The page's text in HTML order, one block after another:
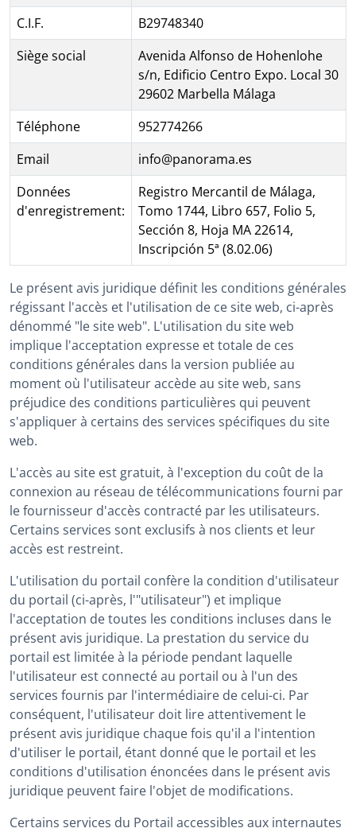
C.I.F.
B29748340
Siège social
Avenida Alfonso de Hohenlohe
s/n, Edificio Centro Expo. Local 30
29602 Marbella Málaga
Téléphone
952774266
Email
info@panorama.es
Données
d'enregistrement:
Registro Mercantil de Málaga,
Tomo 1744, Libro 657, Folio 5,
Sección 8, Hoja MA 22614,
Inscripción 5ª (8.02.06)
Le présent avis juridique définit les conditions générales
régissant l'accès et l'utilisation de ce site web, ci-après
dénommé "le site web". L'utilisation du site web
implique l'acceptation expresse et totale de ces
conditions générales dans la version publiée au
moment où l'utilisateur accède au site web, sans
préjudice des conditions particulières qui peuvent
s'appliquer à certains des services spécifiques du site
web.
L'accès au site est gratuit, à l'exception du coût de la
connexion au réseau de télécommunications fourni par
le fournisseur d'accès contracté par les utilisateurs.
Certains services sont exclusifs à nos clients et leur
accès est restreint.
L'utilisation du portail confère la condition d'utilisateur
du portail (ci-après, l'"utilisateur") et implique
l'acceptation de toutes les conditions incluses dans le
présent avis juridique. La prestation du service du
portail est limitée à la période pendant laquelle
l'utilisateur est connecté au portail ou à l'un des
services fournis par l'intermédiaire de celui-ci. Par
conséquent, l'utilisateur doit lire attentivement le
présent avis juridique chaque fois qu'il a l'intention
d'utiliser le portail, étant donné que le portail et les
conditions d'utilisation énoncées dans le présent avis
juridique peuvent faire l'objet de modifications.
Certains services du Portail accessibles aux internautes